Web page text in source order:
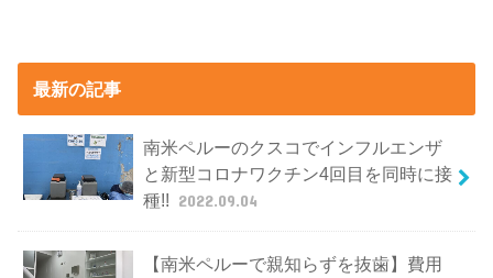
最新の記事
南米ペルーのクスコでインフルエンザ
と新型コロナワクチン4回目を同時に接
種!! 2022.09.04
【南米ペルーで親知らずを抜歯】費用